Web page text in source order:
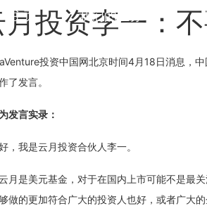
主页 我们的业务
月投资李一：
投资中国网北京时间4月18日消息，
了发言。
发言实录：
，我是云月投资合伙人李一。
月是美元基金，对于在国内上市可能不是最
做的更加符合广大的投资人也好，或者广大